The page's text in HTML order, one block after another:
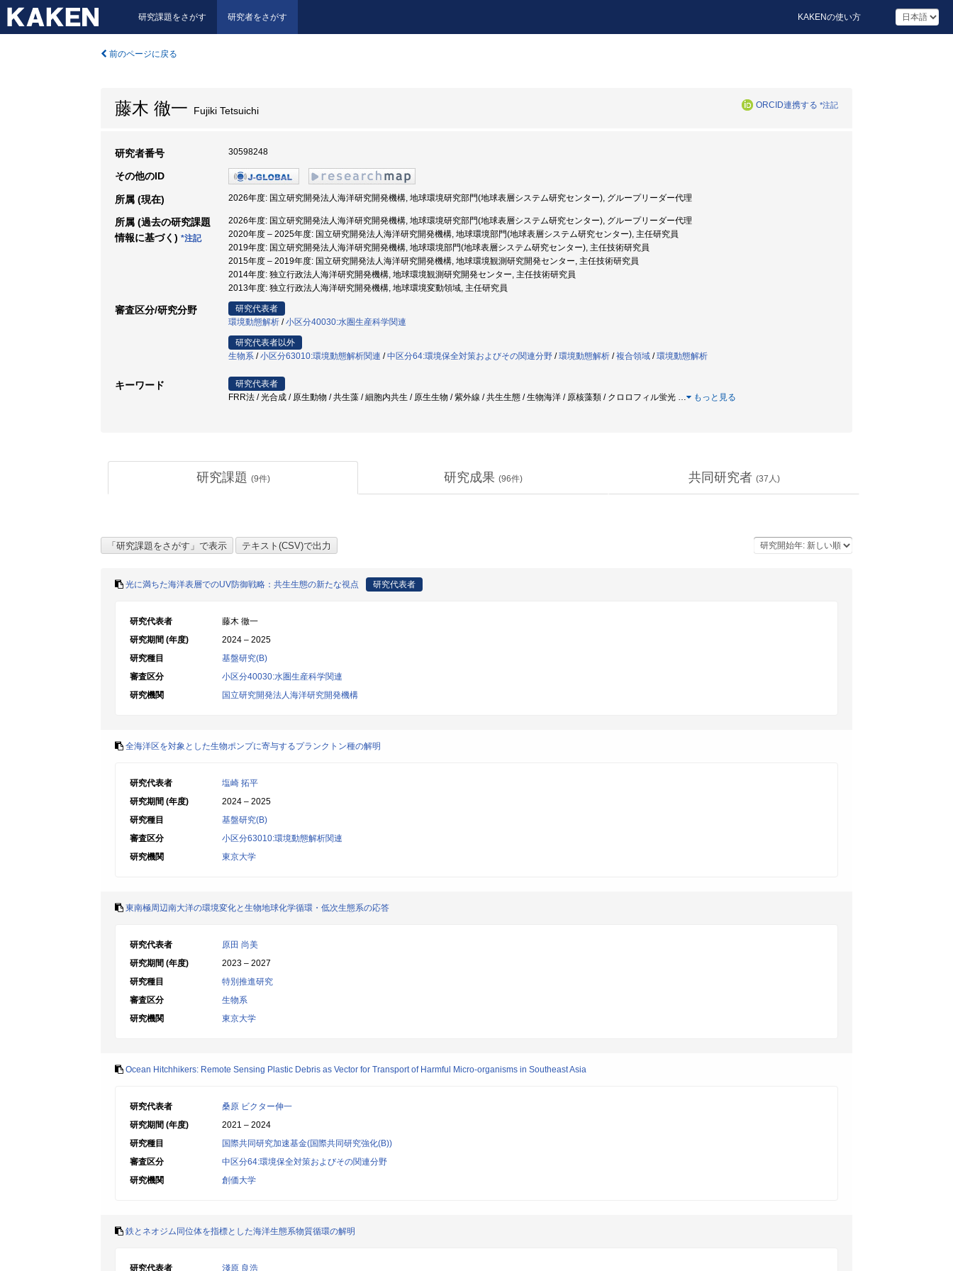
研究課題をさがす 研究者をさがす KAKENの使い方
前のページに戻る
藤木 徹一 Fujiki Tetsuichi ORCID連携する *注記
研究者番号 30598248
その他のID
所属 (現在) 2026年度: 国立研究開発法人海洋研究開発機構, 地球環境研究部門(地球表層システム研究センター), グループリーダー代理
所属 (過去の研究課題
情報に基づく) *注記
2026年度: 国立研究開発法人海洋研究開発機構, 地球環境研究部門(地球表層システム研究センター), グループリーダー代理
2020年度 – 2025年度: 国立研究開発法人海洋研究開発機構, 地球環境部門(地球表層システム研究センター), 主任研究員
2019年度: 国立研究開発法人海洋研究開発機構, 地球環境部門(地球表層システム研究センター), 主任技術研究員
2015年度 – 2019年度: 国立研究開発法人海洋研究開発機構, 地球環境観測研究開発センター, 主任技術研究員
2014年度: 独立行政法人海洋研究開発機構, 地球環境観測研究開発センター, 主任技術研究員
2013年度: 独立行政法人海洋研究開発機構, 地球環境変動領域, 主任研究員
審査区分/研究分野
研究代表者
環境動態解析 /小区分40030:水圏生産科学関連
研究代表者以外
生物系 /小区分63010:環境動態解析関連 /中区分64:環境保全対策およびその関連分野 /環境動態解析 /複合領域 /環境動態解析
キーワード
研究代表者
FRR法 / 光合成 / 原生動物 / 共生藻 / 細胞内共生 / 原生生物 / 紫外線 / 共生生態 / 生物海洋 / 原核藻類 / クロロフィル蛍光 … もっと見る
研究課題 (9件) 研究成果 (96件) 共同研究者 (37 人)
光に満ちた海洋表層でのUV防御戦略：共生生態の新たな視点 研究代表者
研究代表者
藤木 徹一
研究期間 (年度)
2024 – 2025
研究種目
基盤研究(B)
審査区分
小区分40030:水圏生産科学関連
研究機関
国立研究開発法人海洋研究開発機構
全海洋区を対象とした生物ポンプに寄与するプランクトン種の解明
研究代表者
塩崎 拓平
研究期間 (年度)
2024 – 2025
研究種目
基盤研究(B)
審査区分
小区分63010:環境動態解析関連
研究機関
東京大学
東南極周辺南大洋の環境変化と生物地球化学循環・低次生態系の応答
研究代表者
原田 尚美
研究期間 (年度)
2023 – 2027
研究種目
特別推進研究
審査区分
生物系
研究機関
東京大学
Ocean Hitchhikers: Remote Sensing Plastic Debris as Vector for Transport of Harmful Micro-organisms in Southeast Asia
研究代表者
桑原 ビクター伸一
研究期間 (年度)
2021 – 2024
研究種目
国際共同研究加速基金(国際共同研究強化(B))
審査区分
中区分64:環境保全対策およびその関連分野
研究機関
創価大学
鉄とネオジム同位体を指標とした海洋生態系物質循環の解明
研究代表者
淺原 良浩